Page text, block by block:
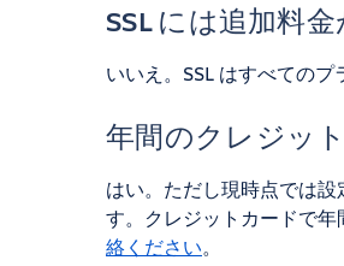
SSL には追加料
いいえ。SSL はすべてのプ
年間のクレジッ
はい。ただし現時点では
す。クレジットカードで年
絡ください。